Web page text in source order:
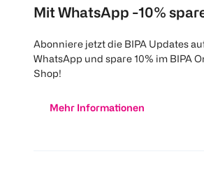
Mit WhatsApp -10%
Abonniere jetzt die BIPA Updates
WhatsApp und spare 10% im BIPA
Shop!
Mehr Informationen